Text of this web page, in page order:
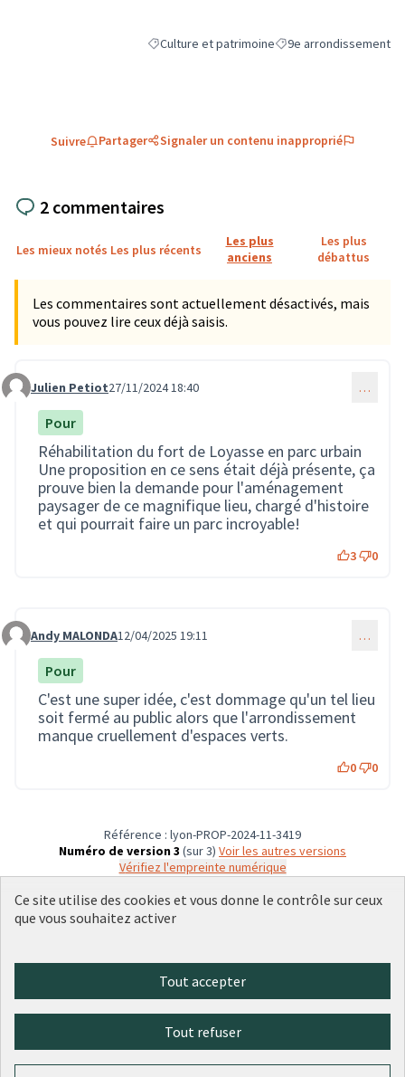
Filtrer les résultats de la catégorie : Culture et
Culture et patrimoineFiltrer les résultats
9e arrondissement
Suivre Partager Signaler un contenu inapproprié
2 commentaires
Les mieux notés Les plus récents
Les plus
anciens
Les plus
débattus
Les commentaires sont actuellement désactivés, mais
vous pouvez lire ceux déjà saisis.
Commentaire 2952
Julien Petiot27/11/2024 18:40 …
Pour
Réhabilitation du fort de Loyasse en parc urbain
Une proposition en ce sens était déjà présente, ça
prouve bien la demande pour l'aménagement
paysager de ce magnifique lieu, chargé d'histoire
et qui pourrait faire un parc incroyable!
3 0
Commentaire 3606
Andy MALONDA12/04/2025 19:11 …
Pour
C'est une super idée, c'est dommage qu'un tel lieu
soit fermé au public alors que l'arrondissement
manque cruellement d'espaces verts.
0 0
Référence : lyon-PROP-2024-11-3419
Numéro de version 3 (sur 3)
voir les autres versions
Vérifiez l'empreinte numérique
(Lien externe)
(Lien externe)
(Lien externe)
(Lien externe)
(Lien externe)
(Lien externe) Licence
(Lien
Ce site utilise des cookies et vous donne le contrôle sur ceux
que vous souhaitez activer
Tout accepter
Tout refuser